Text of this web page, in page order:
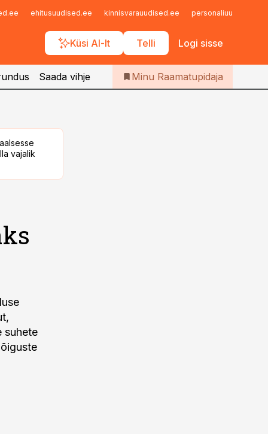
ehitusuudised.ee kinnisvarauudised.ee personaliuudised.ee
Küsi AI-lt Telli Logi sisse
Iseteenindus
Telli Raamatupidaja
Saada vihje Minu Raamatupidaja
vajalik
suhete